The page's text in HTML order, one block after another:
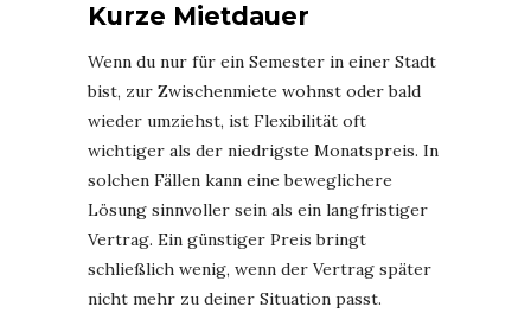
Kurze Mietdauer
Wenn du nur für ein Semester in einer Stadt
bist, zur Zwischenmiete wohnst oder bald
wieder umziehst, ist Flexibilität oft
wichtiger als der niedrigste Monatspreis. In
solchen Fällen kann eine beweglichere
Lösung sinnvoller sein als ein langfristiger
Vertrag. Ein günstiger Preis bringt
schließlich wenig, wenn der Vertrag später
nicht mehr zu deiner Situation passt.